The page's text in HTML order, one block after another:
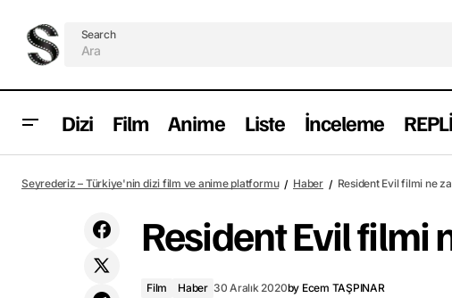
Search
Dizi Film Anime Liste İnceleme
tamamlandı
Seyrederiz – Türkiye'nin dizi film ve anime platformu Haber Resident Evil filmi ne
Resident Evil filmi
Film Haber 30 Aralık 2020by Ecem TAŞPINAR